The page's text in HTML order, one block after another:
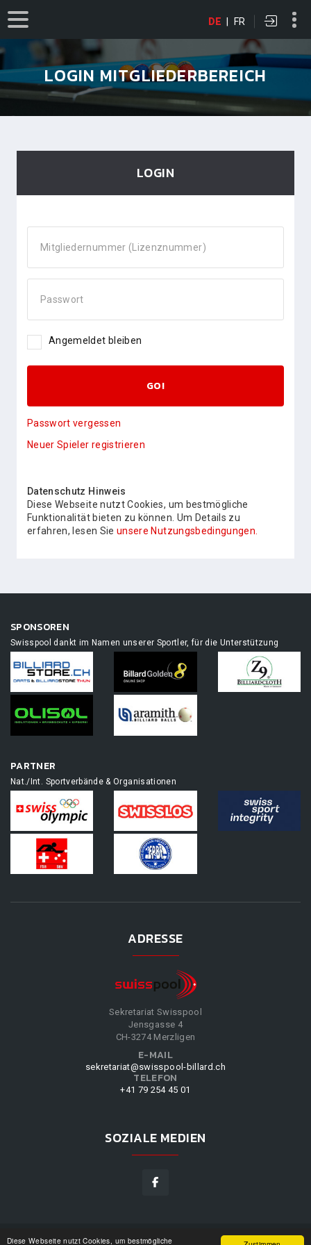
Diese Webseite nutzt Cookies, um bestmögliche
DE | FR
LOGIN MITGLIEDERBEREICH
LOGIN
Mitgliedernummer (Lizenznummer)
Passwort
Angemeldet bleiben
GO!
Passwort vergessen
Neuer Spieler registrieren
Datenschutz Hinweis
Diese Webseite nutzt Cookies, um bestmögliche
Funktionalität bieten zu können. Um Details zu
erfahren, lesen Sie unsere Nutzungsbedingungen.
SPONSOREN
Swisspool dankt im Namen unserer Sportler, für die Unterstützung
PARTNER
Nat./Int. Sportverbände & Organisationen
ADRESSE
Sekretariat Swisspool
Jensgasse 4
CH-3274 Merzligen
E-MAIL
sekretariat@swisspool-billard.ch
TELEFON
+41 79 254 45 01
SOZIALE MEDIEN